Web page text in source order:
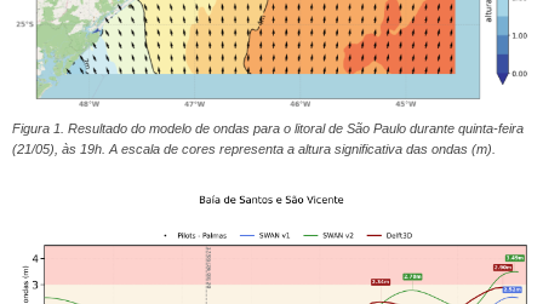
Figura 1. Resultado do modelo de ondas para o litoral de São Paulo durante quinta-feira
(21/05), às 19h. A escala de cores representa a altura significativa das ondas (m).